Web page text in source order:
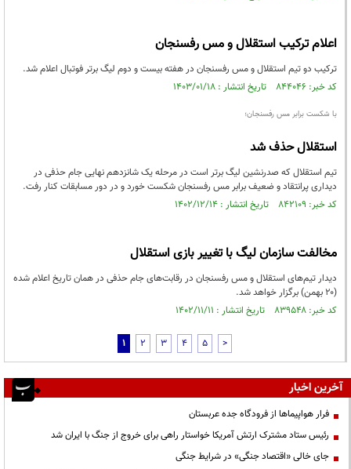
اعلام ترکیب استقلال و مس رفسنجان
ترکیب دو تیم استقلال و مس رفسنجان در هفته بیست و دوم لیگ برتر فوتبال اعلام شد.
کد خبر: ۸۴۴۰۴۶ تاریخ انتشار : ۱۴۰۳/۰۱/۱۸
با شکست برابر مس رفسنجان؛
استقلال حذف شد
تیم استقلال که صدرنشین لیگ برتر است در مرحله یک شانزدهم نهایی جام حذفی در
دیداری پرانتقاد و ضعیف برابر مس رفسنجان شکست خورد و در دور مسابقات کنار رفت.
کد خبر: ۸۴۲۱۰۹ تاریخ انتشار : ۱۴۰۲/۱۲/۱۴
مخالفت سازمان لیگ با تغییر بازی استقلال
دیدار تیم‌های استقلال و مس رفسنجان در رقابت‌های جام حذفی در همان تاریخ اعلام شده
(۲۰ بهمن) برگزار خواهد شد.
کد خبر: ۸۳۹۵۴۸ تاریخ انتشار : ۱۴۰۲/۱۱/۱۱
1 2 3 4 5 >
آخرین اخبار
فرار هواپیماها از فرودگاه جده عربستان
رئیس ستاد مشترک ارتش آمریکا خواستار راهی برای خروج از جنگ با ایران شد
جای خالی «اقتصاد جنگی» در شرایط جنگی